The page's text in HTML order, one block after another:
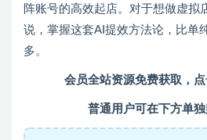
阵账号的高效起店。对于想做虚拟
说，掌握这套AI提效方法论，比单
多。
会员全站资源免费获取，
普通用户可在下方单独